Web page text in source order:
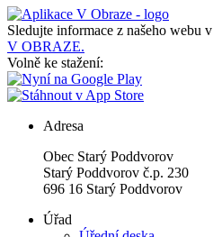
Sledujte informace z našeho webu v
V OBRAZE.
Volně ke stažení:
Adresa
Obec Starý Poddvorov
Starý Poddvorov č.p. 230
696 16 Starý Poddvorov
Úřad